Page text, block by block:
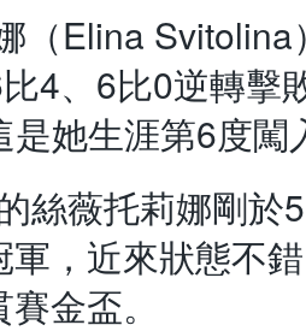
（Elina
4、6比0逆轉擊
是她生涯第6度
絲薇托莉娜剛於
軍，近來狀態不
金盃。